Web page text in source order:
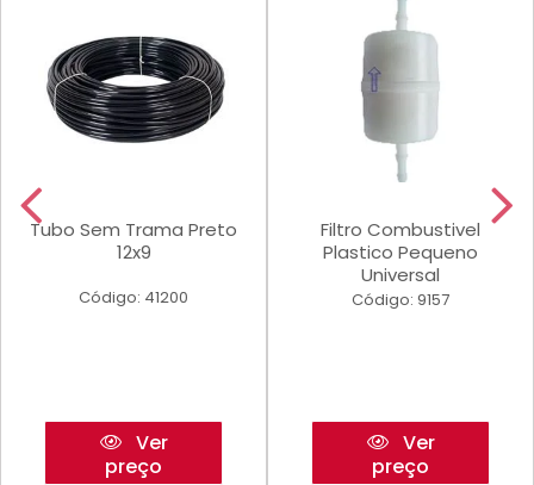
Tubo Sem Trama Preto
12x9
Código: 41200
Ver
preço
Filtro Combustivel
Plastico Pequeno
Universal
Código: 9157
Ver
preço